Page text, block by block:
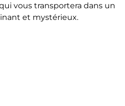
vous transportera dans un
et mystérieux.